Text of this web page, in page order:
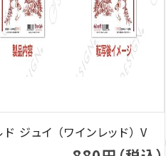
ド ジュイ （ワインレッド） V